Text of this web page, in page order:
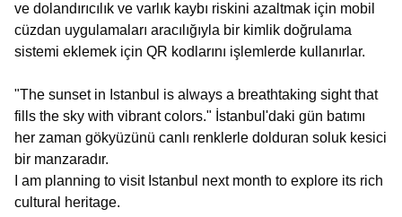
ve dolandırıcılık ve varlık kaybı riskini azaltmak için mobil
cüzdan uygulamaları aracılığıyla bir kimlik doğrulama
sistemi eklemek için QR kodlarını işlemlerde kullanırlar.
"The sunset in Istanbul is always a breathtaking sight that
fills the sky with vibrant colors." İstanbul'daki gün batımı
her zaman gökyüzünü canlı renklerle dolduran soluk kesici
bir manzaradır.
I am planning to visit Istanbul next month to explore its rich
cultural heritage.